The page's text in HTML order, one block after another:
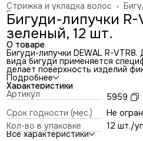
Стрижка и укладка волос ›
Главная ›
Бигуди-липучки
зеленый, 12 шт.
О товаре
Бигуди-липучки DEWAL R-
вида бигуди применяется
делает поверхность изделий
прочным микрокрючкам. Именно
способствует надежной
палочки, ни зажимы, ни резинки,
держались и не спадали.
процесс высыхания волос, что
быстро создать красивую
имеющие большой диаметр,
корней, в результате чего
Подробнее
Характеристики
Артикул
5959
Срок годности (мес.)
Не
Кол-во в упаковке
12 шт./
Все характеристики